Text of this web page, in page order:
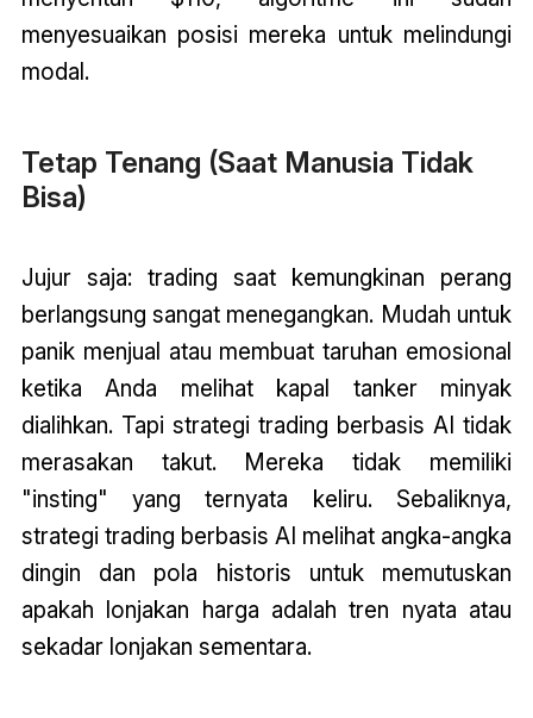
menyesuaikan posisi mereka untuk melindungi
modal.
Tetap Tenang (Saat Manusia Tidak
Bisa)
Jujur saja: trading saat kemungkinan perang
berlangsung sangat menegangkan. Mudah untuk
panik menjual atau membuat taruhan emosional
ketika Anda melihat kapal tanker minyak
dialihkan. Tapi strategi trading berbasis AI tidak
merasakan takut. Mereka tidak memiliki
"insting" yang ternyata keliru. Sebaliknya,
strategi trading berbasis AI melihat angka-angka
dingin dan pola historis untuk memutuskan
apakah lonjakan harga adalah tren nyata atau
sekadar lonjakan sementara.